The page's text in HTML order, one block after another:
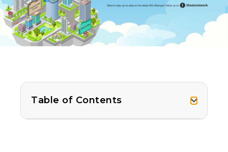
Table of Contents